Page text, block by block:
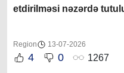
etdirilməsi nəzərdə
Region 13-07-2026
4 0 1267